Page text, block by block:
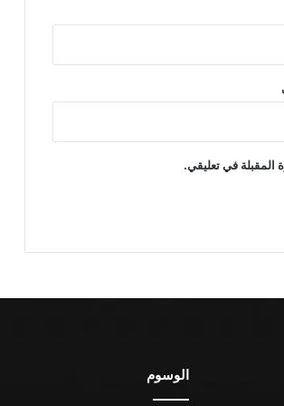
المقبلة في تعليقي.
الوسوم